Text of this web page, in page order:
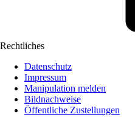
Rechtliches
Datenschutz
Impressum
Manipulation melden
Bildnachweise
Öffentliche Zustellungen